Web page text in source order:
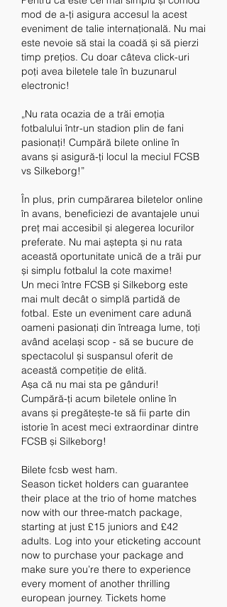
mod de a-ți asigura accesul la acest
eveniment de talie internațională. Nu mai
este nevoie să stai la coadă și să pierzi
timp prețios. Cu doar câteva click-uri
poți avea biletele tale în buzunarul
electronic!
„Nu rata ocazia de a trăi emoția
fotbalului într-un stadion plin de fani
pasionați! Cumpără bilete online în
avans și asigură-ți locul la meciul FCSB
vs Silkeborg!”
În plus, prin cumpărarea biletelor online
în avans, beneficiezi de avantajele unui
preț mai accesibil și alegerea locurilor
preferate. Nu mai aștepta și nu rata
această oportunitate unică de a trăi pur
și simplu fotbalul la cote maxime!
Un meci între FCSB și Silkeborg este
mai mult decât o simplă partidă de
fotbal. Este un eveniment care adună
oameni pasionați din întreaga lume, toți
având același scop - să se bucure de
spectacolul și suspansul oferit de
această competiție de elită.
Așa că nu mai sta pe gânduri!
Cumpără-ți acum biletele online în
avans și pregătește-te să fii parte din
istorie în acest meci extraordinar dintre
FCSB și Silkeborg!
Bilete fcsb west ham.
Season ticket holders can guarantee
their place at the trio of home matches
now with our three-match package,
starting at just £15 juniors and £42
adults. Log into your eticketing account
now to purchase your package and
make sure you’re there to experience
every moment of another thrilling
european journey. Tickets home